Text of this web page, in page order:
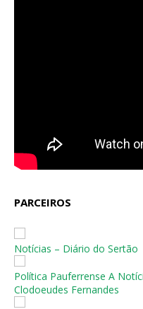
PARCEIROS
Notícias – Diário do Sertão
Política Pauferrense A
Clodoeudes Fernandes